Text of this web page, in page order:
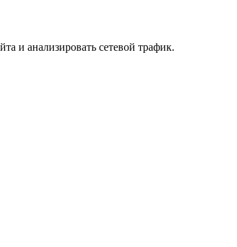
и анализировать сетевой трафик.